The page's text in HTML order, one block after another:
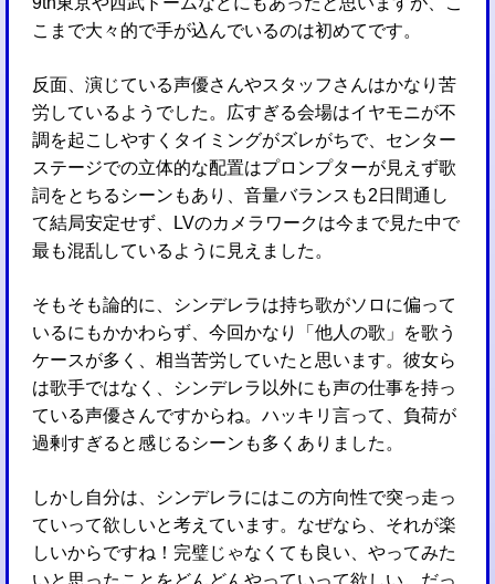
こまで大々的で手が込んでいるのは初めてです。
反面、演じている声優さんやスタッフさんはかなり苦
労しているようでした。広すぎる会場はイヤモニが不
調を起こしやすくタイミングがズレがちで、センター
ステージでの立体的な配置はプロンプターが見えず歌
詞をとちるシーンもあり、音量バランスも2日間通し
て結局安定せず、LVのカメラワークは今まで見た中で
最も混乱しているように見えました。
そもそも論的に、シンデレラは持ち歌がソロに偏って
いるにもかかわらず、今回かなり「他人の歌」を歌う
ケースが多く、相当苦労していたと思います。彼女ら
は歌手ではなく、シンデレラ以外にも声の仕事を持っ
ている声優さんですからね。ハッキリ言って、負荷が
過剰すぎると感じるシーンも多くありました。
しかし自分は、シンデレラにはこの方向性で突っ走っ
ていって欲しいと考えています。なぜなら、それが楽
しいからですね！完璧じゃなくても良い、やってみた
いと思ったことをどんどんやっていって欲しい。だっ